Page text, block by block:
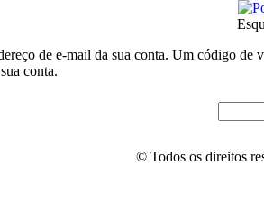
de e-mail da sua conta. Um código de
conta.
© Todos os direitos